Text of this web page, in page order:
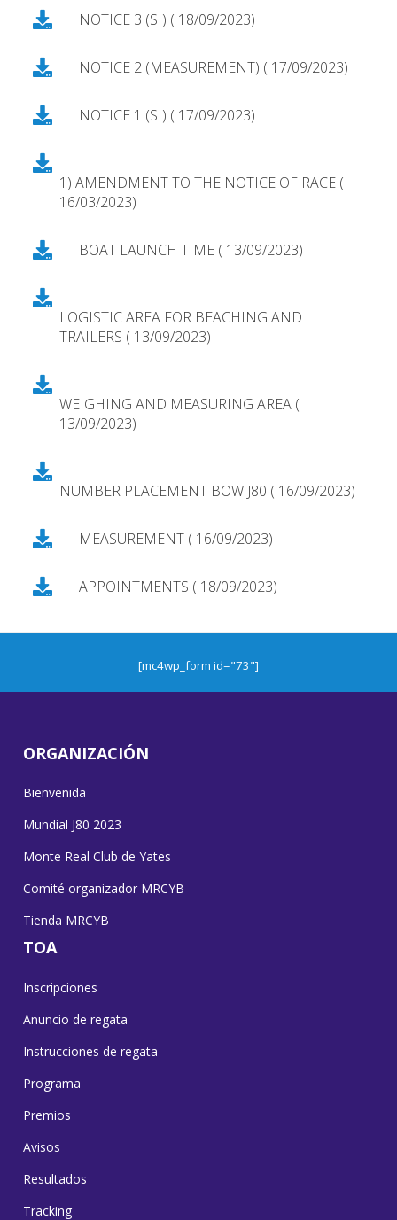
NOTICE 3 (SI) ( 18/09/2023)
NOTICE 2 (MEASUREMENT) ( 17/09/2023)
NOTICE 1 (SI) ( 17/09/2023)
1) AMENDMENT TO THE NOTICE OF RACE (
16/03/2023)
BOAT LAUNCH TIME ( 13/09/2023)
LOGISTIC AREA FOR BEACHING AND
TRAILERS ( 13/09/2023)
WEIGHING AND MEASURING AREA (
13/09/2023)
NUMBER PLACEMENT BOW J80 ( 16/09/2023)
MEASUREMENT ( 16/09/2023)
APPOINTMENTS ( 18/09/2023)
[mc4wp_form id="73"]
ORGANIZACIÓN
Bienvenida
Mundial J80 2023
Monte Real Club de Yates
Comité organizador MRCYB
Tienda MRCYB
TOA
Inscripciones
Anuncio de regata
Instrucciones de regata
Programa
Premios
Avisos
Resultados
Tracking